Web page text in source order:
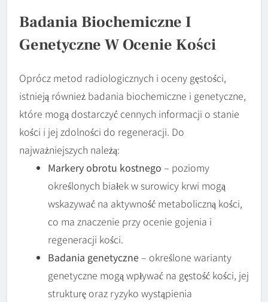
Badania Biochemiczne I
Genetyczne W Ocenie Kości
Oprócz metod radiologicznych i oceny gęstości,
istnieją również badania biochemiczne i genetyczne,
które mogą dostarczyć cennych informacji o stanie
kości i jej zdolności do regeneracji. Do
najważniejszych należą:
Markery obrotu kostnego – poziomy
określonych białek w surowicy krwi mogą
wskazywać na aktywność metaboliczną kości,
co ma znaczenie przy ocenie gojenia i
regeneracji kości.
Badania genetyczne– określone warianty
genetyczne mogą wpływać na gęstość kości, jej
strukturę oraz ryzyko wystąpienia